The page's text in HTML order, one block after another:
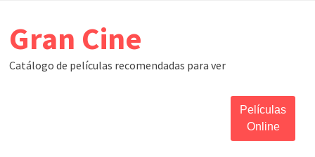
content
Gran Cine
Catálogo de películas recomendadas para ver
Películas
Online